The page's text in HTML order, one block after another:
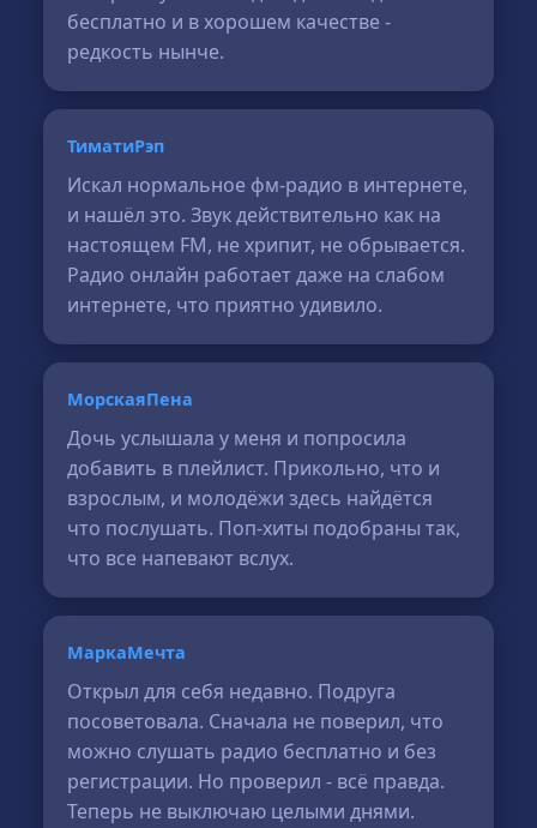
бесплатно и в хорошем качестве -
редкость нынче.
ТиматиРэп
Искал нормальное фм-радио в интернете,
и нашёл это. Звук действительно как на
настоящем FM, не хрипит, не обрывается.
Радио онлайн работает даже на слабом
интернете, что приятно удивило.
МорскаяПена
Дочь услышала у меня и попросила
добавить в плейлист. Прикольно, что и
взрослым, и молодёжи здесь найдётся
что послушать. Поп-хиты подобраны так,
что все напевают вслух.
МаркаМечта
Открыл для себя недавно. Подруга
посоветовала. Сначала не поверил, что
можно слушать радио бесплатно и без
регистрации. Но проверил - всё правда.
Теперь не выключаю целыми днями.